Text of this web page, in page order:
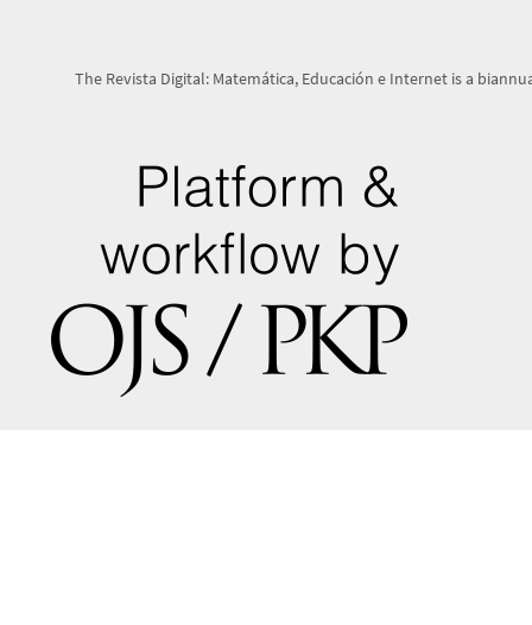
The Revista Digital: Matemática, Educación e Internet is a